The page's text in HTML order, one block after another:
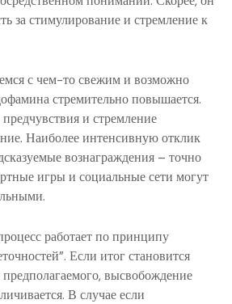
за стимулирование и стремление к
с чем-то свежим и возможно
стремительно повышается.
и стремление
Наиболее интенсивную отклик
вознаграждения – точно
игры и социальные сети могут
работает по принципу
Если итог становится
высвобождение
В случае если